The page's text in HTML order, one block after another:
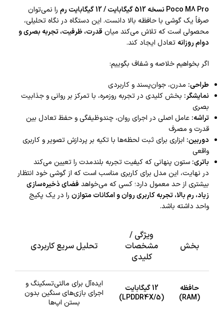
Poco M8 Pro نسخه 512 گیگابایت / 12 گیگابایت رم
را نمی‌توان
صرفاً یک گوشی با حافظه بالا دانست. این دستگاه در نگاه تحلیلی،
محصولی است که تلاش می‌کند میان قدرت، ظرفیت، تجربه بصری و
دوام روزانه تعادل ایجاد کند.
اگر بخواهیم خلاصه و شفاف بگوییم:
طراحی: مدرن، جوان‌پسند و کاربردی
نمایشگر: بخش کلیدی در تجربه روزمره، با تمرکز بر روانی و جذابیت
بصری
تراشه: عامل اصلی در اجرای روان، چندوظیفگی و حفظ تعادل بین
قدرت و مصرف
دوربین: ابزاری برای ثبت لحظه‌ها با تکیه بر پردازش تصویر و کاربری
واقعی
باتری: ستون پنهانی که کیفیت تجربه بلندمدت را تعیین می‌کند
در نهایت، این مدل برای کاربری مناسب است که از گوشی خود انتظار
بیشتری از حد معمول دارد؛ کسی که می‌خواهد فضای ذخیره‌سازی
زیاد، رم بالا، تجربه کاربری روان و امکانات متوازن را در یک پکیج
واحد داشته باشد.
بخش
ویژگی /
مشخصات
کلیدی
تحلیل سریع کاربردی
حافظه
(RAM)
12 گیگابایت
(LPDDR4X/5)
ایده‌آل برای مالتی‌تسکینگ و
اجرای بازی‌های سنگین بدون
بستن اپ‌ها